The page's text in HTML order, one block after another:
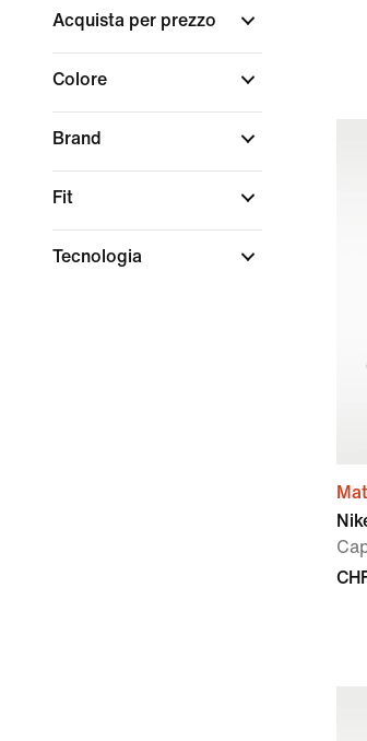
Acquista per prezzo
Colore
Brand
Fit
Tecnologia